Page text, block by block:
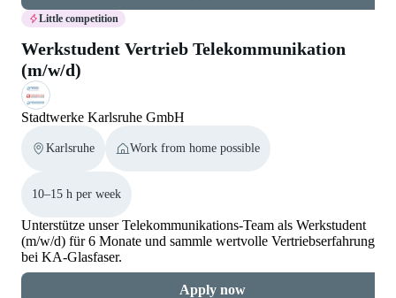
Little competition
Werkstudent Vertrieb Telekommunikation
(m/w/d)
Stadtwerke Karlsruhe GmbH
Karlsruhe Work from home possible
10–15 h per week
Unterstütze unser Telekommunikations-Team als Werkstudent
(m/w/d) für 6 Monate und sammle wertvolle Vertriebserfahrung
bei KA-Glasfaser.
Apply now